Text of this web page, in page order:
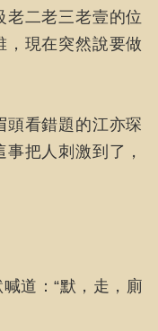
老二老三老壹的位
，現在突然說要做
頭看錯題的江亦琛
把人刺激到了，
道：“默，走，廁